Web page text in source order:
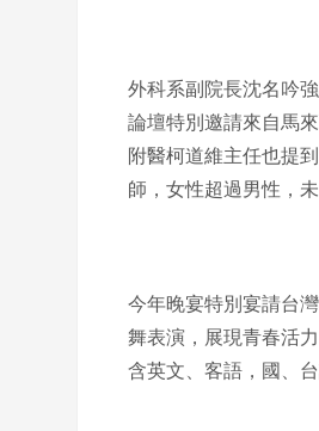
外科系副院長沈名吟
論壇特別邀請來自馬
附醫柯道維主任也提
師，女性超過男性，
今年晚宴特別宴請台
舞表演，展現青春活
含英文、客語，國、